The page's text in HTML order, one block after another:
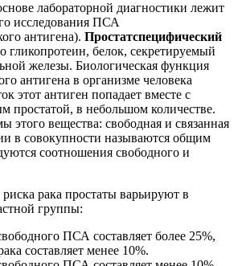
лабораторной диагностики лежит
исследования ПСА
антигена). Простатспецифический
гликопротеин, белок, секретируемый
железы. Биологическая функция
антигена в организме человека
этот антиген попадает вместе с
простатой, в небольшом количестве.
этого вещества: свободная и связанная
в совокупности называются общим
соотношения свободного и
рака простаты варьируют в
группы:
ПСА составляет более 25%,
составляет менее 10%.